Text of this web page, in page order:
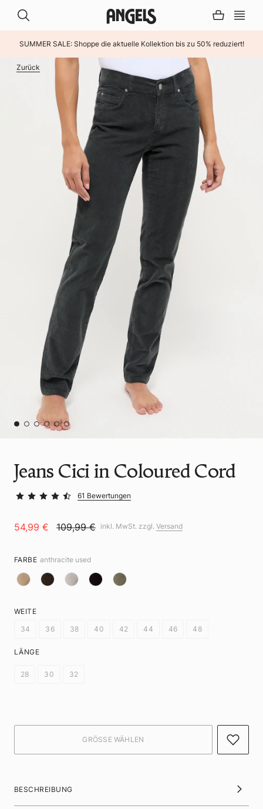
SUMMER SALE: Shoppe die aktuelle Kollektion bis zu 50% reduziert!
Zurück
Jeans Cici in Coloured Cord
61 Bewertungen
54,99 € 109,99 € inkl. MwSt. zzgl. Versand
FARBE anthracite used
WEITE
34
36 38 40 42 44 46 48
LÄNGE
28 30 32
BESCHREIBUNG